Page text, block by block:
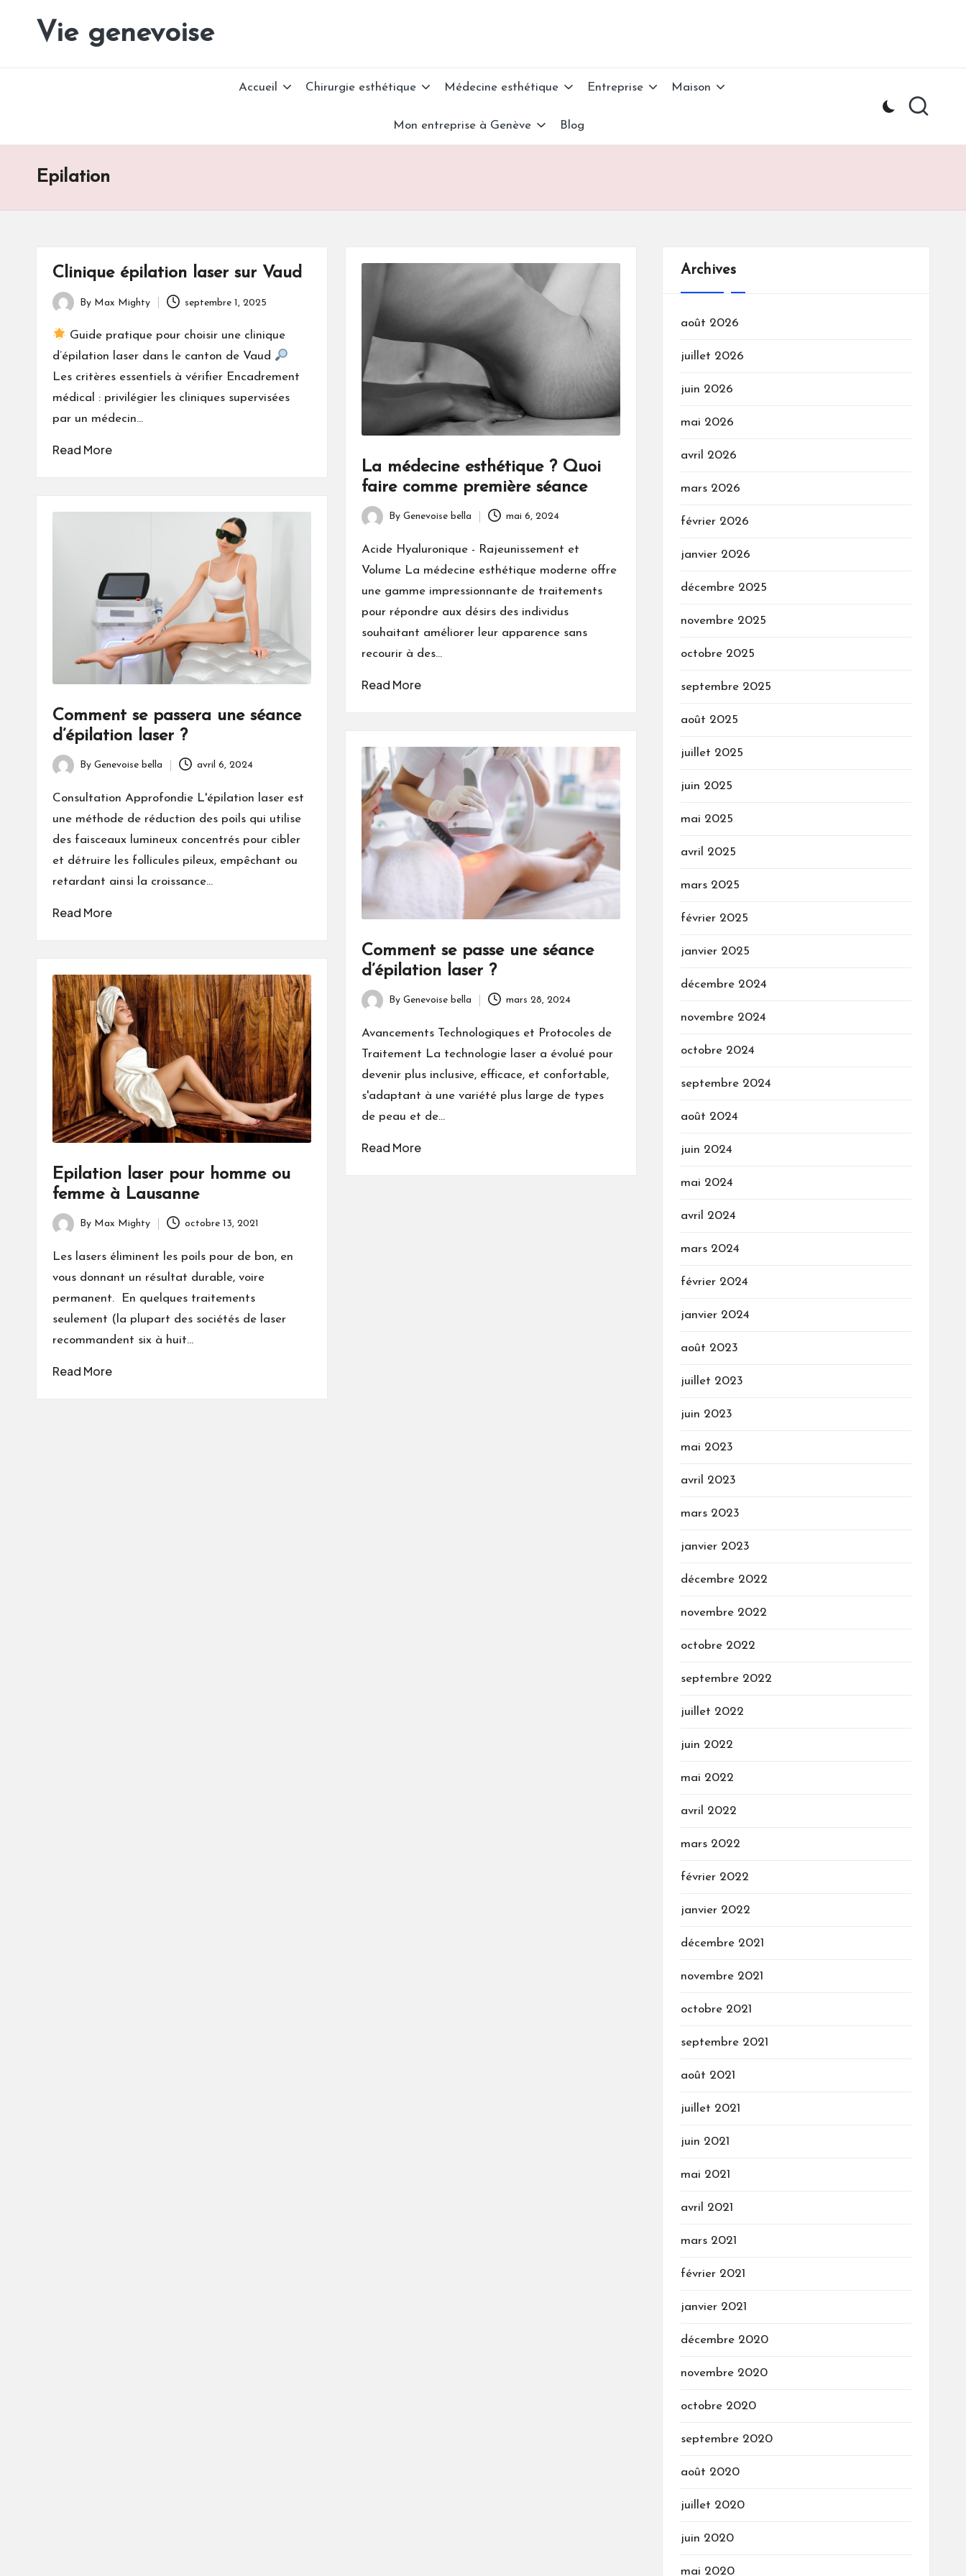
Vie genevoise
Vie
Accueil Chirurgie esthétique Médecine esthétique Entreprise Maison
Mon entreprise à Genève Blog
Epilation
Clinique épilation laser sur Vaud
Posted
by
By Max Mighty septembre 1, 2025
Guide pratique pour choisir une clinique
d’épilation laser dans le canton de Vaud
Les critères essentiels à vérifier Encadrement
médical : privilégier les cliniques supervisées
par un médecin…
Read More
La médecine esthétique ? Quoi
faire comme première séance
Posted
by
By Genevoise bella mai 6, 2024
Acide Hyaluronique - Rajeunissement et
Volume La médecine esthétique moderne offre
une gamme impressionnante de traitements
pour répondre aux désirs des individus
souhaitant améliorer leur apparence sans
recourir à des…
Read More
Comment se passera une séance
d’épilation laser ?
Posted
by
By Genevoise bella avril 6, 2024
Consultation Approfondie L'épilation laser est
une méthode de réduction des poils qui utilise
des faisceaux lumineux concentrés pour cibler
et détruire les follicules pileux, empêchant ou
retardant ainsi la croissance…
Read More
Comment se passe une séance
d’épilation laser ?
Posted
by
By Genevoise bella mars 28, 2024
Avancements Technologiques et Protocoles de
Traitement La technologie laser a évolué pour
devenir plus inclusive, efficace, et confortable,
s'adaptant à une variété plus large de types
de peau et de…
Read More
Epilation laser pour homme ou
femme à Lausanne
Posted
by
By Max Mighty octobre 13, 2021
Les lasers éliminent les poils pour de bon, en
vous donnant un résultat durable, voire
permanent. En quelques traitements
seulement (la plupart des sociétés de laser
recommandent six à huit…
Read More
Archives
août 2026
juillet 2026
juin 2026
mai 2026
avril 2026
mars 2026
février 2026
janvier 2026
décembre 2025
novembre 2025
octobre 2025
septembre 2025
août 2025
juillet 2025
juin 2025
mai 2025
avril 2025
mars 2025
février 2025
janvier 2025
décembre 2024
novembre 2024
octobre 2024
septembre 2024
août 2024
juin 2024
mai 2024
avril 2024
mars 2024
février 2024
janvier 2024
août 2023
juillet 2023
juin 2023
mai 2023
avril 2023
mars 2023
janvier 2023
décembre 2022
novembre 2022
octobre 2022
septembre 2022
juillet 2022
juin 2022
mai 2022
avril 2022
mars 2022
février 2022
janvier 2022
décembre 2021
novembre 2021
octobre 2021
septembre 2021
août 2021
juillet 2021
juin 2021
mai 2021
avril 2021
mars 2021
février 2021
janvier 2021
décembre 2020
novembre 2020
octobre 2020
septembre 2020
août 2020
juillet 2020
juin 2020
mai 2020